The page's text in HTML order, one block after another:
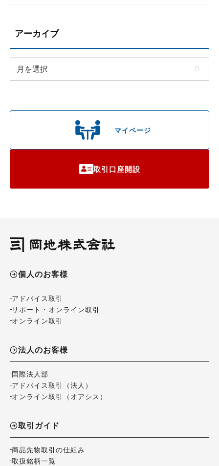
マイページ
取引口座開設
アーカイブ
個人のお客様
アドバイス取引
サポート・オンライン取引
オンライン取引
法人のお客様
国際法人部
アドバイス取引（法人）
オンライン取引（オアシス）
取引ガイド
商品先物取引の仕組み
取扱銘柄一覧